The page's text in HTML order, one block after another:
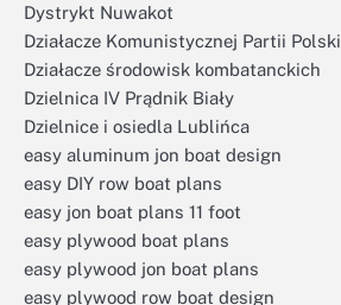
Dystrykt Nuwakot
Działacze Komunistycznej Partii Polski
Działacze środowisk kombatanckich
Dzielnica IV Prądnik Biały
Dzielnice i osiedla Lublińca
easy aluminum jon boat design
easy DIY row boat plans
easy jon boat plans 11 foot
easy plywood boat plans
easy plywood jon boat plans
easy plywood row boat design